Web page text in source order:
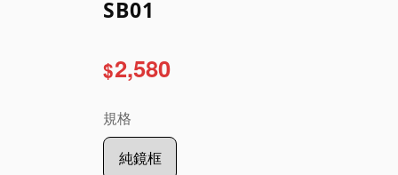
SB01
$2,580
規格
純鏡框